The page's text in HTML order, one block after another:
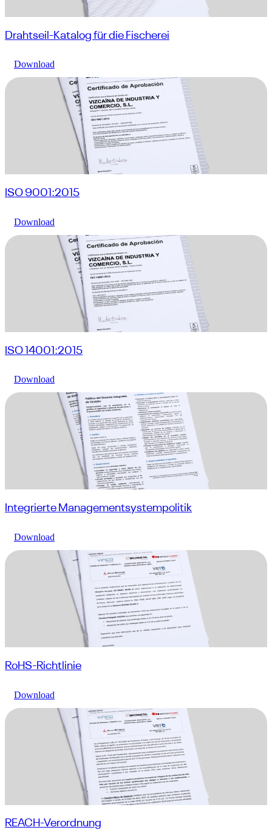
Drahtseil-Katalog für die Fischerei
Download
ISO 9001:2015
Download
ISO 14001:2015
Download
Integrierte Managementsystempolitik
Download
RoHS-Richtlinie
Download
REACH-Verordnung